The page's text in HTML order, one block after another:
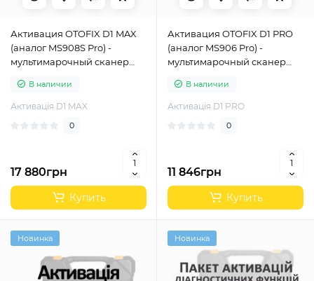
Активация OTOFIX D1 MAX
(аналог MS908S Pro) -
мультимарочный сканер
системВ наличии
Активація D1 MAX
0
17 880грн
Купить
Активация OTOFIX D1 PRO
(аналог MS906 Pro) -
мультимарочный сканер
системВ наличии
Активація D1 PRO
0
11 846грн
Купить
Новинка Новинка